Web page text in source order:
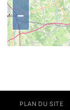
−
PLAN DU SITE